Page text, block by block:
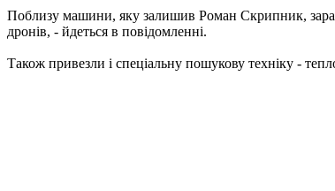
Поблизу машини, яку залишив Роман Скрипник,
дронів, - йдеться в повідомленні.
Також привезли і спеціальну пошукову техніку -